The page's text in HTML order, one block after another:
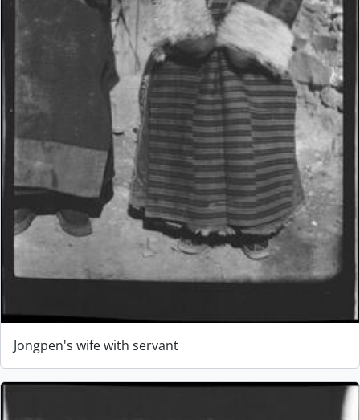
Jongpen's wife with servant